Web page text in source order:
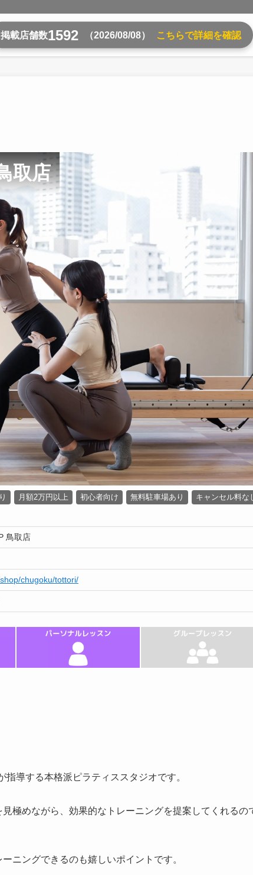
掲載店舗数1592 （2026/08/08） こちらで詳細を確認
取店
月額2万円以上 初心者向け 無料駐車場あり
キャンセル料な
鳥取店
chugoku/tottori/
導する本格派ピラティススタジオです。
極めながら、効果的なトレーニングを提案してくれるの
ニングできるのも嬉しいポイントです。